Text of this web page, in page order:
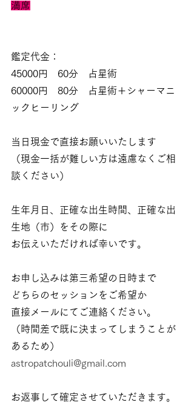
満席
鑑定代金：
45000円　60分　占星術
60000円　80分　占星術＋シャーマニ
ックヒーリング
当日現金で直接お願いいたします
（現金一括が難しい方は遠慮なくご相
談ください）
生年月日、正確な出生時間、正確な出
生地（市）をその際に
お伝えいただければ幸いです。
お申し込みは第三希望の日時まで
どちらのセッションをご希望か
直接メールにてご連絡ください。
（時間差で既に決まってしまうことが
あるため）
astropatchouli@gmail.com
お返事して確定させていただきます。